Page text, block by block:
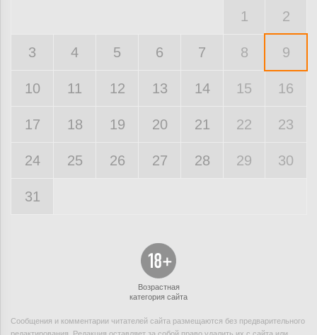
1 2
3 4 5 6 7 8 9
10 11 12 13 14 15 16
17 18 19 20 21 22 23
24 25 26 27 28 29 30
31
Возрастная
категория сайта
Сообщения и комментарии читателей сайта размещаются без предварительного